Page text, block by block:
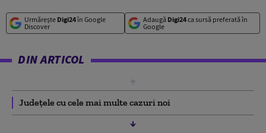
Urmărește Digi24în Google
Discover
Adaugă Digi24ca sursă preferată în
Google
DIN ARTICOL
Județele cu cele mai multe cazuri noi